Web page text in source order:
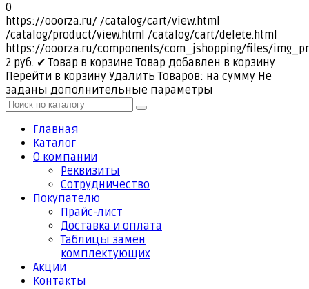
0
https://ooorza.ru/ /catalog/cart/view.html
/catalog/product/view.html /catalog/cart/delete.html
https://ooorza.ru/components/com_jshopping/files/
2 руб. ✔ Товар в корзине Товар добавлен в корзину
Перейти в корзину Удалить Товаров: на сумму Не
заданы дополнительные параметры
Главная
Каталог
О компании
Реквизиты
Cотрудничество
Покупателю
Прайс-лист
Доставка и оплата
Таблицы замен
комплектующих
Акции
Контакты